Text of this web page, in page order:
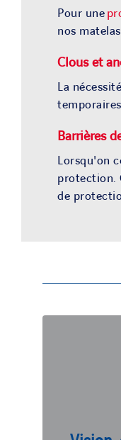
Pour une
nos
Clous et
La
Barrières
Lorsqu'on
protection.
de
, et